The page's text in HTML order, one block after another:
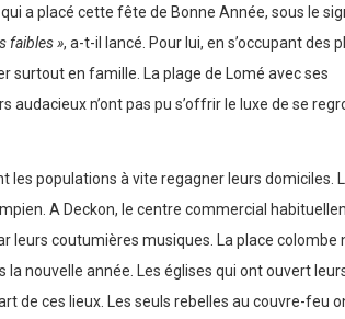
a placé cette fête de Bonne Année, sous le
faibles », a-t-il lancé. Pour lui, en s’occupant des
surtout en famille. La plage de Lomé avec ses
n’ont pas pu s’offrir le luxe de se
populations à vite regagner leurs domiciles.
A Deckon, le centre commercial
leurs coutumières musiques. La place colombe
nouvelle année. Les églises qui ont ouvert
de ces lieux. Les seuls rebelles au couvre-feu